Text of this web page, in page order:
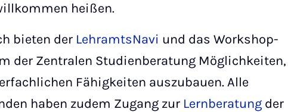
heißen.
bieten der LehramtsNavi und das Workshop-
der Zentralen Studienberatung Möglichkeiten,
Fähigkeiten auszubauen. Alle
haben zudem Zugang zur Lernberatung der